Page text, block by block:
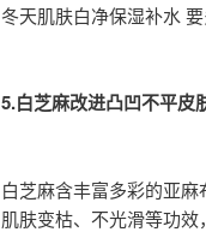
冬天肌肤白净保湿补水
5.白芝麻改进凸凹不平皮
白芝麻含丰富多彩的亚
肌肤变枯、不光滑等功效